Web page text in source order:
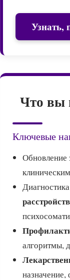
Узнать,
Что вы
Ключевые
Обновление
алгоритмы,